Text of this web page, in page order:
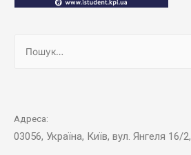
Адреса:
03056, Україна, Київ, вул. Янгеля 16/2,